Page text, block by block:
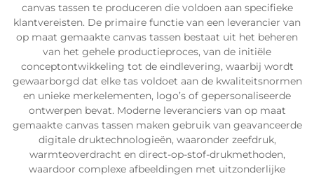
canvas tassen te produceren die voldoen aan specifieke
klantvereisten. De primaire functie van een leverancier van
op maat gemaakte canvas tassen bestaat uit het beheren
van het gehele productieproces, van de initiële
conceptontwikkeling tot de eindlevering, waarbij wordt
gewaarborgd dat elke tas voldoet aan de kwaliteitsnormen
en unieke merkelementen, logo’s of gepersonaliseerde
ontwerpen bevat. Moderne leveranciers van op maat
gemaakte canvas tassen maken gebruik van geavanceerde
digitale druktechnologieën, waaronder zeefdruk,
warmteoverdracht en direct-op-stof-drukmethoden,
waardoor complexe afbeeldingen met uitzonderlijke